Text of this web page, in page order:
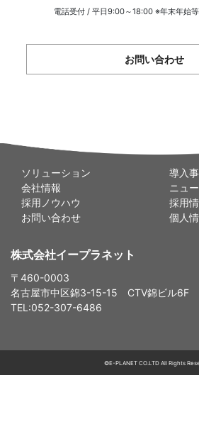
電話受付 / 平日9:00～18:00 ※年末年始等
お問い合わせ
ソリューション
導入
会社情報
ニュ
採用ノウハウ
採用
お問い合わせ
個人
株式会社イープラネット
〒460-0003
名古屋市中区錦3-15-15 CTV錦ビル6F
TEL:052-307-6486
©E-PLANET CO.LTD All Rights